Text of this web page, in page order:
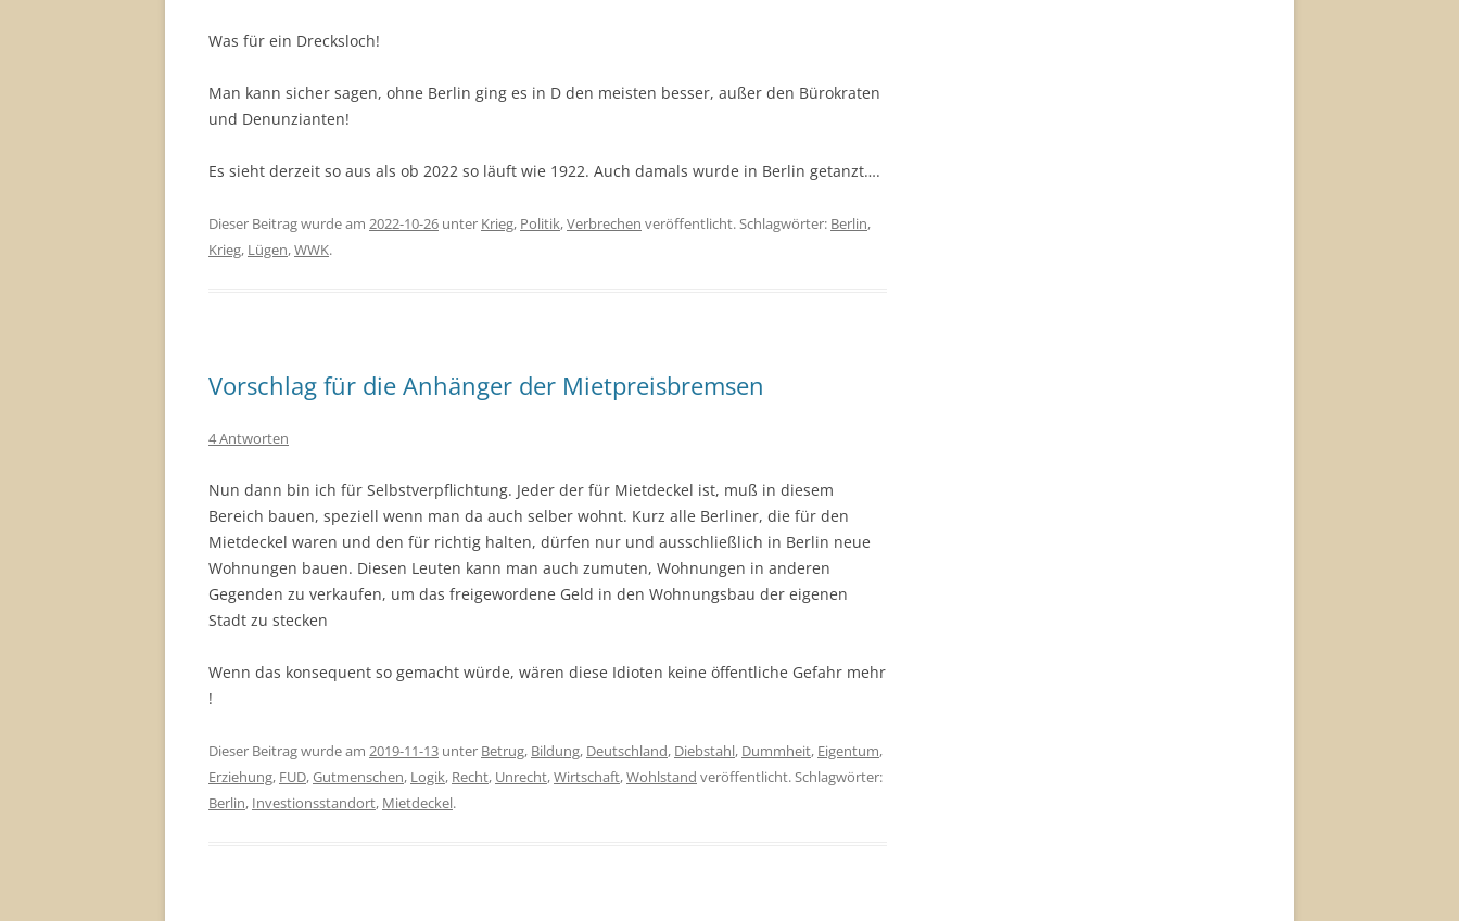
Was für ein Drecksloch!
Man kann sicher sagen, ohne Berlin ging es in D den meisten besser, außer den Bürokraten
und Denunzianten!
Es sieht derzeit so aus als ob 2022 so läuft wie 1922. Auch damals wurde in Berlin getanzt….
Dieser Beitrag wurde am 2022-10-26 unter Krieg, Politik,Verbrechen veröffentlicht. Schlagwörter: Berlin,
Krieg, Lügen,WWK.
Vorschlag für die Anhänger der Mietpreisbremsen
4 Antworten
Nun dann bin ich für Selbstverpflichtung. Jeder der für Mietdeckel ist, muß in diesem
Bereich bauen, speziell wenn man da auch selber wohnt. Kurz alle Berliner, die für den
Mietdeckel waren und den für richtig halten, dürfen nur und ausschließlich in Berlin neue
Wohnungen bauen. Diesen Leuten kann man auch zumuten, Wohnungen in anderen
Gegenden zu verkaufen, um das freigewordene Geld in den Wohnungsbau der eigenen
Stadt zu stecken
Wenn das konsequent so gemacht würde, wären diese Idioten keine öffentliche Gefahr mehr
!
Dieser Beitrag wurde am 2019-11-13 unter Betrug, Bildung, Deutschland, Diebstahl, Dummheit, Eigentum,
Erziehung, FUD,Gutmenschen, Logik, Recht, Unrecht,Wirtschaft,Wohlstand veröffentlicht. Schlagwörter:
Berlin, Investionsstandort, Mietdeckel.